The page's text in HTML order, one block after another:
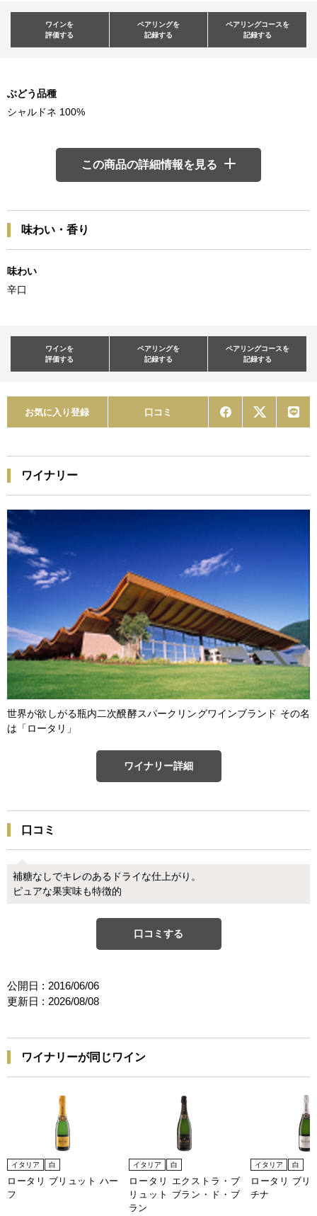
ワインを
評価する
ペアリングを
記録する
ペアリングコースを
記録する
ぶどう品種
シャルドネ 100%
この商品の詳細情報を見る
味わい・香り
味わい
辛口
ワインを
評価する
ペアリングを
記録する
ペアリングコースを
記録する
お気に入り登録 口コミ
ワイナリー
世界が欲しがる瓶内二次醗酵スパークリングワインブランド その名
は「ロータリ」
ワイナリー詳細
口コミ
補糖なしでキレのあるドライな仕上がり。
ピュアな果実味も特徴的
口コミする
公開日 : 2016/06/06
更新日 : 2026/08/08
ワイナリーが同じワイン
イタリア 白
ロータリ ブリュット ハー
フ
イタリア 白
ロータリ エクストラ・ブ
リュット ブラン・ド・ブ
ラン
イタリア 白
ロータリ ブリ
チナ